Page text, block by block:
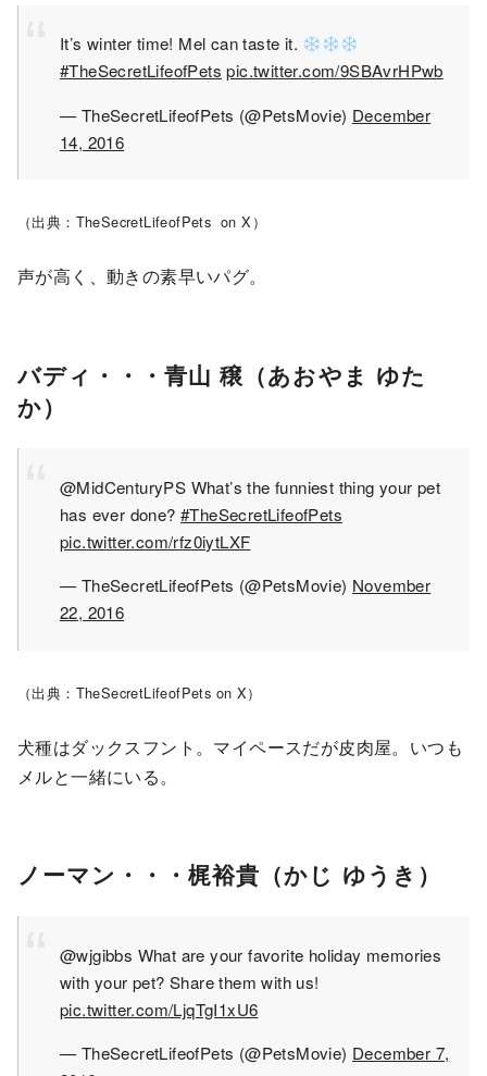
It’s winter time! Mel can taste it.
#TheSecretLifeofPets pic.twitter.com/9SBAvrHPwb
— TheSecretLifeofPets (@PetsMovie) December
14, 2016
（出典：TheSecretLifeofPets on X）
声が高く、動きの素早いパグ。
バディ・・・青山 穣（あおやま ゆた
か）
@MidCenturyPS What’s the funniest thing your pet
has ever done?#TheSecretLifeofPets
pic.twitter.com/rfz0iytLXF
— TheSecretLifeofPets (@PetsMovie) November
22, 2016
（出典：TheSecretLifeofPets on X）
犬種はダックスフント。マイペースだが皮肉屋。いつも
メルと一緒にいる。
ノーマン・・・梶裕貴（かじ ゆうき）
@wjgibbs What are your favorite holiday memories
with your pet? Share them with us!
pic.twitter.com/LjqTgI1xU6
— TheSecretLifeofPets (@PetsMovie) December 7,